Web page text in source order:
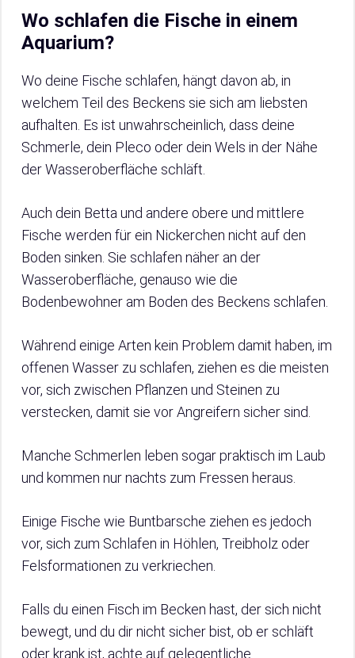
Wo schlafen die Fische in einem
Aquarium?
Wo deine Fische schlafen, hängt davon ab, in
welchem Teil des Beckens sie sich am liebsten
aufhalten. Es ist unwahrscheinlich, dass deine
Schmerle, dein Pleco oder dein Wels in der Nähe
der Wasseroberfläche schläft.
Auch dein Betta und andere obere und mittlere
Fische werden für ein Nickerchen nicht auf den
Boden sinken. Sie schlafen näher an der
Wasseroberfläche, genauso wie die
Bodenbewohner am Boden des Beckens schlafen.
Während einige Arten kein Problem damit haben, im
offenen Wasser zu schlafen, ziehen es die meisten
vor, sich zwischen Pflanzen und Steinen zu
verstecken, damit sie vor Angreifern sicher sind.
Manche Schmerlen leben sogar praktisch im Laub
und kommen nur nachts zum Fressen heraus.
Einige Fische wie Buntbarsche ziehen es jedoch
vor, sich zum Schlafen in Höhlen, Treibholz oder
Felsformationen zu verkriechen.
Falls du einen Fisch im Becken hast, der sich nicht
bewegt, und du dir nicht sicher bist, ob er schläft
oder krank ist, achte auf gelegentliche